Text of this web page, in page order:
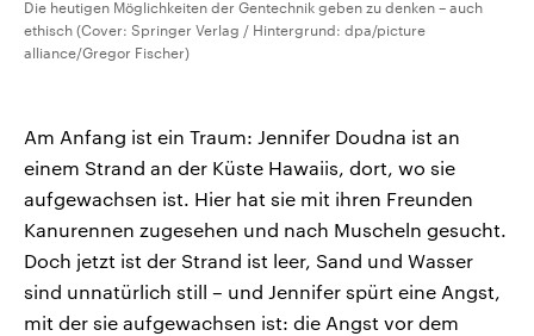
Die heutigen Möglichkeiten der Gentechnik geben zu denken – auch
ethisch (Cover: Springer Verlag / Hintergrund: dpa/picture
alliance/Gregor Fischer)
Am Anfang ist ein Traum: Jennifer Doudna ist an
einem Strand an der Küste Hawaiis, dort, wo sie
aufgewachsen ist. Hier hat sie mit ihren Freunden
Kanurennen zugesehen und nach Muscheln gesucht.
Doch jetzt ist der Strand ist leer, Sand und Wasser
sind unnatürlich still – und Jennifer spürt eine Angst,
mit der sie aufgewachsen ist: die Angst vor dem